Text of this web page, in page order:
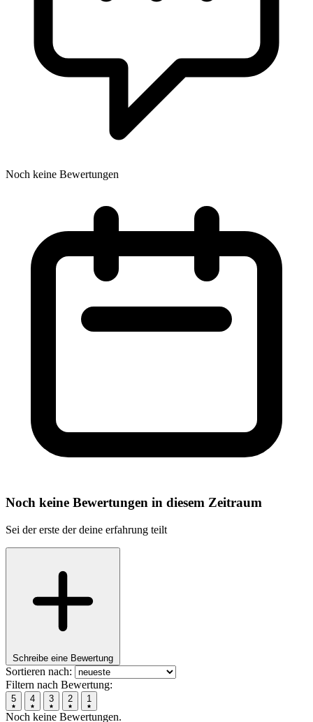
Noch keine Bewertungen
Noch keine Bewertungen in diesem Zeitraum
Sei der erste der deine erfahrung teilt
Schreibe eine Bewertung
Sortieren nach:
Filtern nach Bewertung:
5 4 3 2 1
Noch keine Bewertungen.